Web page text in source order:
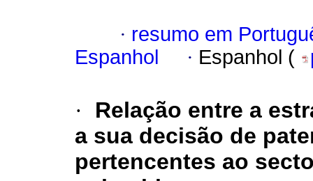
· resumo em
Espanhol
· Espanhol (
·
Relação entre a
a sua decisão de
pertencentes ao